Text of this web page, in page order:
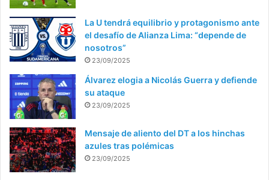
La U tendrá equilibrio y protagonismo ante
el desafío de Alianza Lima: “depende de
nosotros”
23/09/2025
Álvarez elogia a Nicolás Guerra y defiende
su ataque
23/09/2025
Mensaje de aliento del DT a los hinchas
azules tras polémicas
23/09/2025